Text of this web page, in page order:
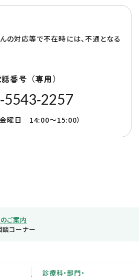
の対応等で不在時には、不通となる
番号（専用）
金曜日 14:00～15:00）
ご案内
コーナー
診療科・部門・